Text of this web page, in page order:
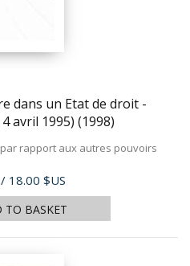
dans un Etat de droit -
avril 1995) (1998)
rapport aux autres pouvoirs
/ 18.00 $US
TO BASKET